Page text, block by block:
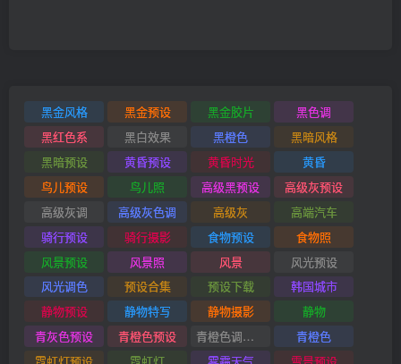
黑金风格 黑金预设 黑金胶片
黑色调
黑红色系
黑白效果 黑橙色
黑暗风格
黑暗预设
黄昏预设 黄昏时光
黄昏
鸟儿预设
鸟儿照 高级黑预设
高级灰预设
高级灰调
高级灰色调 高级灰
高端汽车
骑行预设
骑行摄影 食物预设
食物照
风景预设
风景照 风景
风光预设
风光调色
预设合集 预设下载
韩国城市
静物预设
静物特写 静物摄影
静物
青灰色预设
青橙色预设 青橙色调预设
青橙色